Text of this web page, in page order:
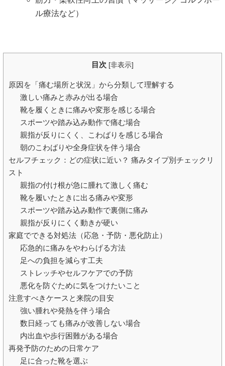
ル療法など）
目次 [非表示]
原因を「痛む場所と状況」から分類して理解する
激しい痛みと赤みが出る場合
靴を履くときに痛みや変形を感じる場合
スポーツや踏み込み動作で痛む場合
親指が反りにくく、こわばりを感じる場合
朝のこわばりや全身症状を伴う場合
セルフチェック：どの症状に近い？ 痛みタイプ別チェックリ
スト
親指の付け根が急に腫れて激しく痛む
靴を履いたときに出る痛みや変形
スポーツや踏み込み動作で裏側に痛み
親指が反りにくく動きが硬い
家庭でできる対処法（応急・予防・悪化防止）
応急的に痛みをやわらげる方法
足への負担を減らす工夫
ストレッチやセルフケアでの予防
悪化を防ぐために気をつけたいこと
注意すべきケースと来院の目安
強い腫れや発熱を伴う場合
数日経っても痛みが改善しない場合
内出血や歩行困難がある場合
再発予防のための日常ケア
足に合った靴を選ぶ